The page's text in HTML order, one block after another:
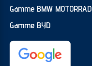
Gamme BMW MOTORRAD
Gamme BYD